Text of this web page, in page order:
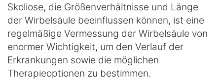
Skoliose, die Größenverhältnisse und Länge
der Wirbelsäule beeinflussen können, ist eine
regelmäßige Vermessung der Wirbelsäule von
enormer Wichtigkeit, um den Verlauf der
Erkrankungen sowie die möglichen
Therapieoptionen zu bestimmen.